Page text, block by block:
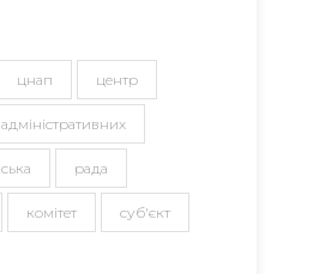
цнап центр
адміністративних
рада
комітет суб'єкт